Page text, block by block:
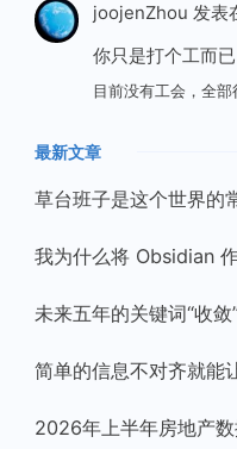
joojenZhou 发表
你只是打个工而已
目前没有工会，全
最新文章
草台班子是这个世界的
我为什么将 Obsidian
未来五年的关键词“收敛
简单的信息不对齐就能
2026年上半年房地产